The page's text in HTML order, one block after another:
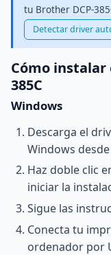
tu Brother DCP-
Detectar driver
Cómo instalar
385C
Windows
Descarga el
Windows
Haz doble clic
iniciar la
Sigue las
Conecta tu
ordenador por